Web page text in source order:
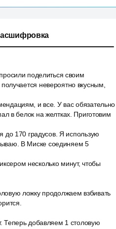
поделиться своим
невероятно вкусным,
и все. У вас обязательно
в белок на желтках. Приготовим
до 170 градусов. Я использую
В Миске соединяем 5
несколько минут, чтобы
ложку продолжаем взбивать
Теперь добавляем 1 столовую